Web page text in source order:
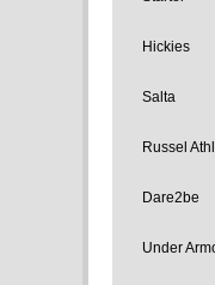
Hickies
Salta
Russel
Dare2be
Under